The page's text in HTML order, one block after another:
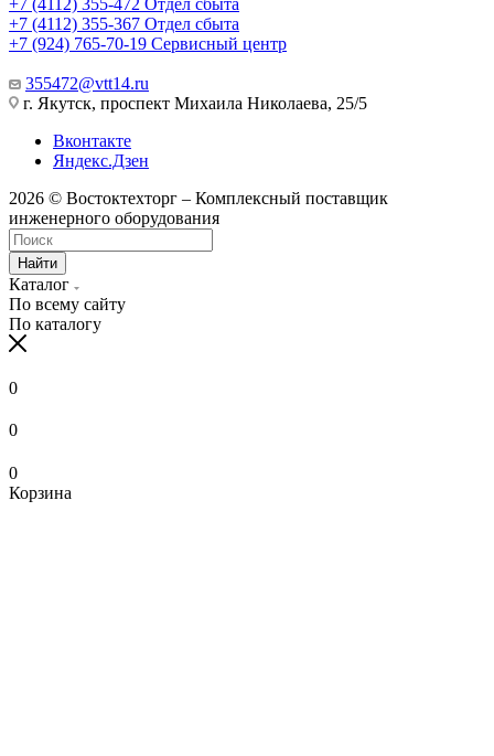
+7 (4112) 355-367 Отдел сбыта
+7 (924) 765-70-19 Сервисный центр
355472@vtt14.ru
г. Якутск, проспект Михаила Николаева, 25/5
Вконтакте
Яндекс.Дзен
2026 © Востоктехторг – Комплексный поставщик
инженерного оборудования
Найти
Каталог
По всему сайту
По каталогу
0
0
0
Корзина